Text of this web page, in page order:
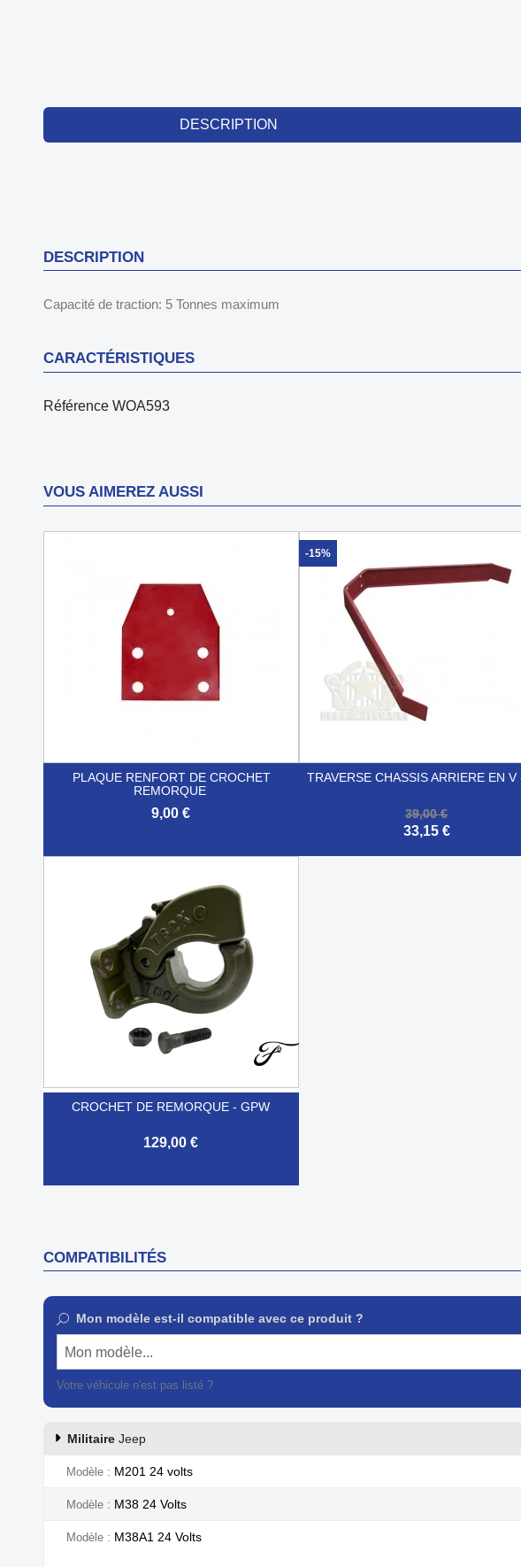
DESCRIPTION
DESCRIPTION
Capacité de traction: 5 Tonnes maximum
CARACTÉRISTIQUES
Référence WOA593
VOUS AIMEREZ AUSSI
PLAQUE RENFORT DE CROCHET
REMORQUE
9,00 €
TRAVERSE CHASSIS ARRIERE EN V
39,00 €
33,15 €
-15%
CROCHET DE REMORQUE - GPW
129,00 €
COMPATIBILITÉS
Mon modèle est-il compatible avec ce produit ?
Mon modèle...
Votre véhicule n'est pas listé ?
Militaire Jeep
Modèle M201 24 volts
Modèle M38 24 Volts
Modèle M38A1 24 Volts